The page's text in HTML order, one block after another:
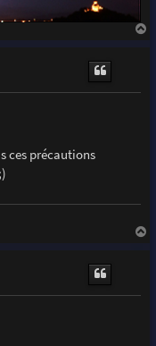
ces précautions